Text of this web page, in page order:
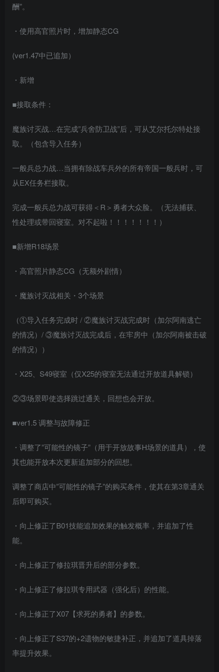
酬”。
・使用高官照片时，增加静态CG
(ver1.47中已追加）
・新增
■接取条件：
魔族讨灭战…在完成”兵舍防卫战”后，可从艾尔托尔特处接
取。（包含导入任务）
一般兵总力战…当拥有除战车兵外的所有帝国一般兵时，可
从EX任务栏接取。
完成一般兵总力战可获得＜R＞勇者大众脸。（无法捕获、
性处理或带回寝室。对不起啦！！！！！！！）
■新增R18场景
・高官照片静态CG（无额外剧情）
・魔族讨灭战相关・3个场景
（①导入任务完成时 / ②魔族讨灭战完成时（加尔阿南逃亡
的情况）/ ③魔族讨灭战完成后，在牢房中（加尔阿南被击破
的情况））
・X25、S49寝室（仅X25的寝室无法通过开放道具解锁）
②③场景即使选择跳过通关，回想也会开放。
■ver1.5 调整与故障修正
・调整了”可能性的镜子”（用于开放故事H场景的道具），使
其也能开放本次更新追加部分的回想。
调整了商店中”可能性的镜子”的购买条件，使其在第3章通关
后即可购买。
・向上修正了B01技能追加效果的触发概率，并追加了性
能。
・向上修正了修拉琪晋升后的部分参数。
・向上修正了修拉琪专用武器（强化后）的性能。
・向上修正了X07【求死的勇者】的参数。
・向上修正了S37的+2遗物的敏捷补正，并追加了道具掉落
率提升效果。